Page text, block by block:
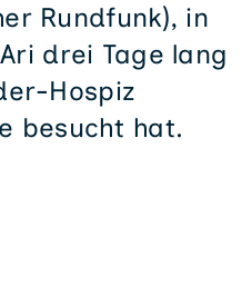
Rundfunk), in
drei Tage lang
Hospiz
besucht hat.